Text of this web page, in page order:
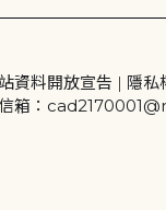
資料開放宣告 | 隱私
箱：